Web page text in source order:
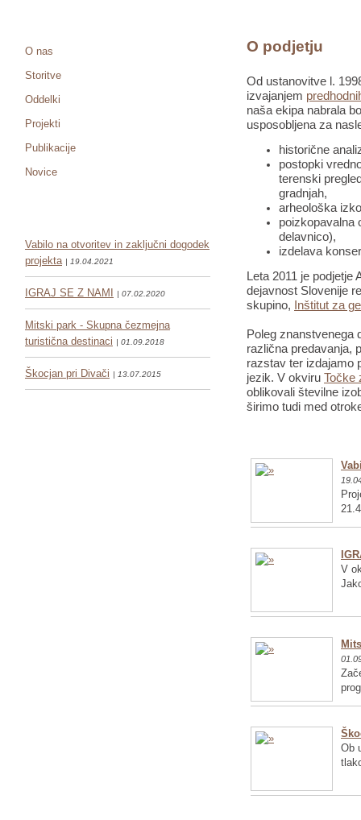
O nas
Storitve
Oddelki
Projekti
Publikacije
Novice
Vabilo na otvoritev in zaključni dogodek
projekta | 19.04.2021
IGRAJ SE Z NAMI | 07.02.2020
Mitski park - Skupna čezmejna
turistična destinaci | 01.09.2018
Škocjan pri Divači | 13.07.2015
O podjetju
Od ustanovitve l.
izvajanjem
naša ekipa nabrala
usposobljena za
historične
postopki
terenski
gradnjah,
arheološka
poizkopavalna
delavnico),
izdelava
Leta 2011 je
dejavnost Slovenije
skupino,
Inštitut za
Poleg znanstvenega
različna predavanja,
razstav ter izdajamo
jezik. V okviru Točke
oblikovali številne
širimo tudi med
V
Ob